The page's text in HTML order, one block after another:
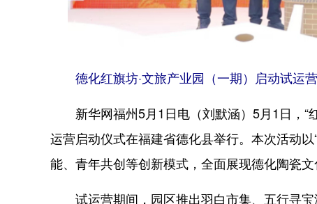
德化红旗坊·文旅产业园（一期）启动试运
新华网福州5月1日电（刘默涵）5月1日，“
运营启动仪式在福建省德化县举行。本次活动
能、青年共创等创新模式，全面展现德化陶瓷文
试运营期间，园区推出羽白市集、五行寻宝